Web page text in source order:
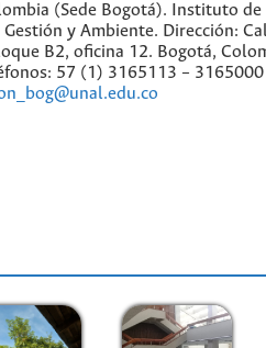
(Sede Bogotá). Instituto de
y Ambiente. Dirección:
B2, oficina 12. Bogotá,
57 (1) 3165113 –